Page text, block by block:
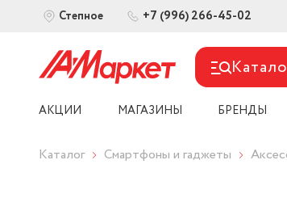
Степное +7 (996) 266-45-02
АКЦИИ МАГАЗИНЫ БРЕНДЫ
Каталог Смартфоны и гаджеты